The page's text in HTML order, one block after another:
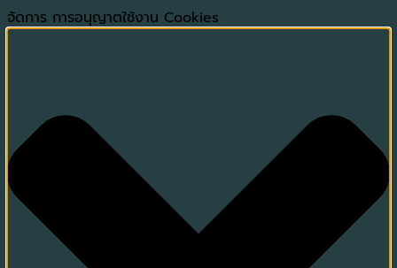
จัดการ การอนุญาตใช้งาน Cookies